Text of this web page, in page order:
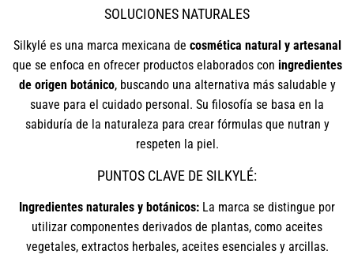
SOLUCIONES NATURALES
Silkylé es una marca mexicana de cosmética natural y artesanal
que se enfoca en ofrecer productos elaborados con ingredientes
de origen botánico, buscando una alternativa más saludable y
suave para el cuidado personal. Su filosofía se basa en la
sabiduría de la naturaleza para crear fórmulas que nutran y
respeten la piel.
PUNTOS CLAVE DE SILKYLÉ:
Ingredientes naturales y botánicos: La marca se distingue por
utilizar componentes derivados de plantas, como aceites
vegetales, extractos herbales, aceites esenciales y arcillas.